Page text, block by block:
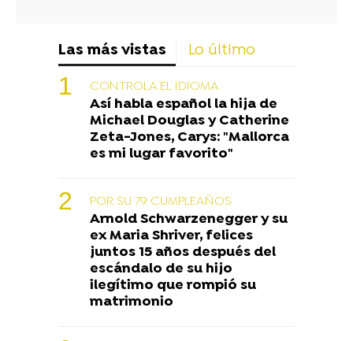
Las más vistas Lo último
CONTROLA EL IDIOMA
Así habla español la hija de
Michael Douglas y Catherine
Zeta-Jones, Carys: "Mallorca
es mi lugar favorito"
POR SU 79 CUMPLEAÑOS
Arnold Schwarzenegger y su
ex Maria Shriver, felices
juntos 15 años después del
escándalo de su hijo
ilegítimo que rompió su
matrimonio